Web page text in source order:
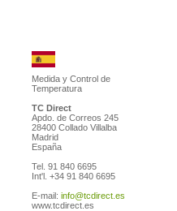
Medida y Control de
Temperatura
TC Direct
Apdo. de Correos 245
28400 Collado Villalba
Madrid
España
Tel. 91 840 6695
Int'l. +34 91 840 6695
E-mail: info@tcdirect.es
www.tcdirect.es